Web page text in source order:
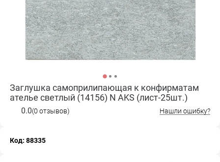
Заглушка самоприлипающая к конфирматам
ателье светлый (14156) N AKS (лист-25шт.)
0.0(0 отзывов) Нашли ошибку?
Код: 88335